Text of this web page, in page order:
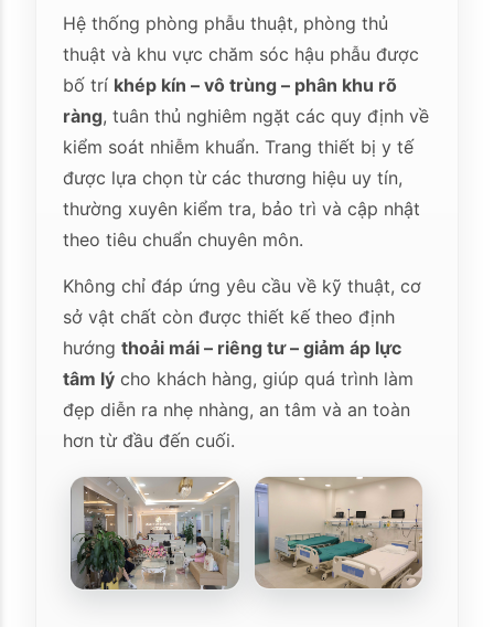
Hệ thống phòng phẫu thuật, phòng thủ
thuật và khu vực chăm sóc hậu phẫu được
bố trí khép kín – vô trùng – phân khu rõ
ràng, tuân thủ nghiêm ngặt các quy định về
kiểm soát nhiễm khuẩn. Trang thiết bị y tế
được lựa chọn từ các thương hiệu uy tín,
thường xuyên kiểm tra, bảo trì và cập nhật
theo tiêu chuẩn chuyên môn.
Không chỉ đáp ứng yêu cầu về kỹ thuật, cơ
sở vật chất còn được thiết kế theo định
hướngthoải mái – riêng tư – giảm áp lực
tâm lý cho khách hàng, giúp quá trình làm
đẹp diễn ra nhẹ nhàng, an tâm và an toàn
hơn từ đầu đến cuối.